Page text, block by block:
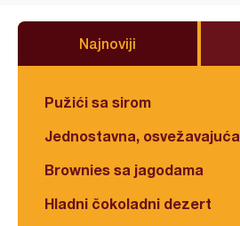
Najnoviji
Pužići sa sirom
Jednostavna,
Brownies sa jagodama
Hladni čokoladni dezert